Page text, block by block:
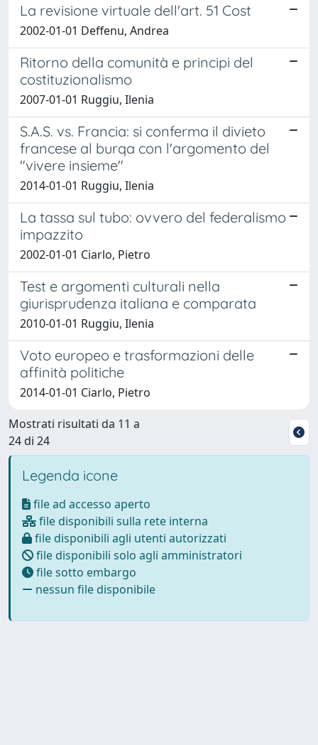
La revisione virtuale dell'art. 51 Cost
2002-01-01 Deffenu, Andrea
Ritorno della comunità e principi del
costituzionalismo
2007-01-01 Ruggiu, Ilenia
S.A.S. vs. Francia: si conferma il divieto
francese al burqa con l'argomento del
"vivere insieme"
2014-01-01 Ruggiu, Ilenia
La tassa sul tubo: ovvero del federalismo
impazzito
2002-01-01 Ciarlo, Pietro
Test e argomenti culturali nella
giurisprudenza italiana e comparata
2010-01-01 Ruggiu, Ilenia
Voto europeo e trasformazioni delle
affinità politiche
2014-01-01 Ciarlo, Pietro
Mostrati risultati da 11 a
24 di 24
Legenda icone
file ad accesso aperto
file disponibili sulla rete interna
file disponibili agli utenti autorizzati
file disponibili solo agli amministratori
file sotto embargo
nessun file disponibile